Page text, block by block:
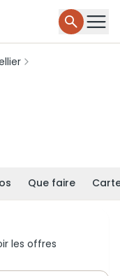
Que faire
les offres